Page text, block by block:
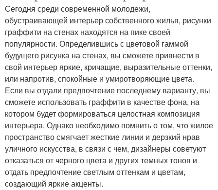
Сегодня среди современной молодежи,
обустраивающей интерьер собственного жилья, рисунки
граффити на стенах находятся на пике своей
популярности. Определившись с цветовой гаммой
будущего рисунка на стенах, вы сможете привнести в
свой интерьер яркие, кричащие, выразительные оттенки,
или напротив, спокойные и умиротворяющие цвета.
Если вы отдали предпочтение последнему варианту, вы
сможете использовать граффити в качестве фона, на
котором будет формироваться целостная композиция
интерьера. Однако необходимо помнить о том, что жилое
пространство смягчает жесткие линии и дерзкий нрав
уличного искусства, в связи с чем, дизайнеры советуют
отказаться от черного цвета и других темных тонов и
отдать предпочтение светлым оттенкам и цветам,
создающий яркие акценты.